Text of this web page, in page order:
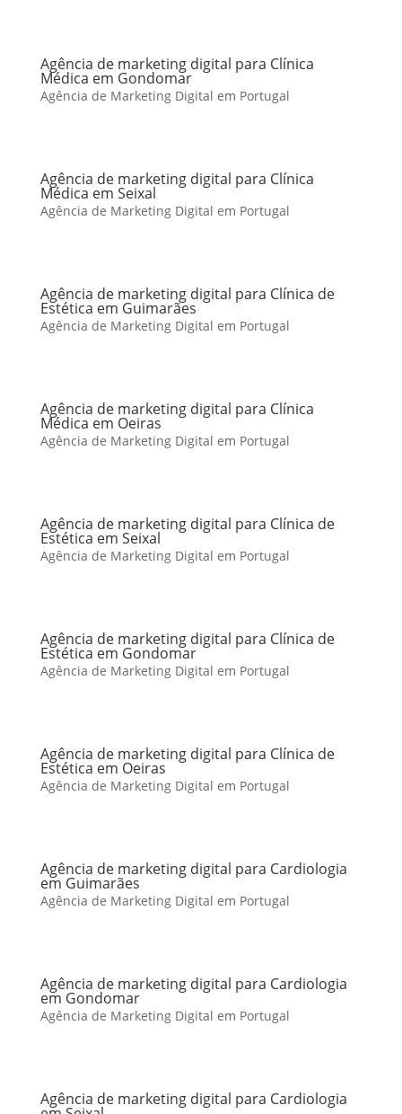
Agência de marketing digital para Clínica
Médica em Gondomar
Agência de Marketing Digital em Portugal
Agência de marketing digital para Clínica
Médica em Seixal
Agência de Marketing Digital em Portugal
Agência de marketing digital para Clínica de
Estética em Guimarães
Agência de Marketing Digital em Portugal
Agência de marketing digital para Clínica
Médica em Oeiras
Agência de Marketing Digital em Portugal
Agência de marketing digital para Clínica de
Estética em Seixal
Agência de Marketing Digital em Portugal
Agência de marketing digital para Clínica de
Estética em Gondomar
Agência de Marketing Digital em Portugal
Agência de marketing digital para Clínica de
Estética em Oeiras
Agência de Marketing Digital em Portugal
Agência de marketing digital para Cardiologia
em Guimarães
Agência de Marketing Digital em Portugal
Agência de marketing digital para Cardiologia
em Gondomar
Agência de Marketing Digital em Portugal
Agência de marketing digital para Cardiologia